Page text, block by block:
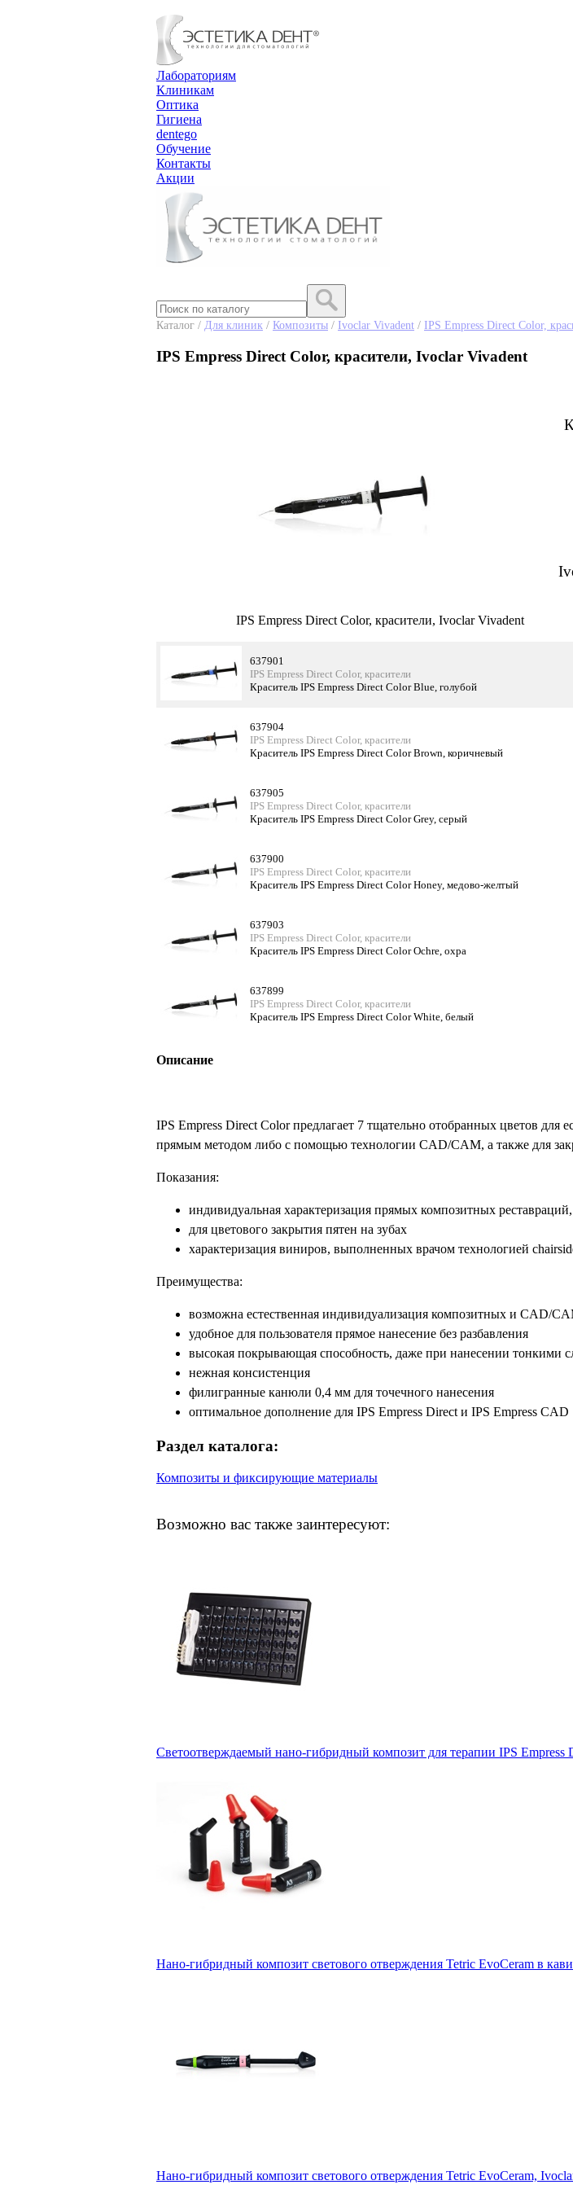
Лабораториям
Клиникам
Оптика
Гигиена
dentego
Обучение
Контакты
Акции
Каталог / Для клиник / Композиты / Ivoclar Vivadent / IPS Empress Direct Color,
IPS Empress Direct Color, красители, Ivoclar Vivadent
IPS Empress Direct Color, красители, Ivoclar Vivadent
637901
IPS Empress Direct Color, красители
Краситель IPS Empress Direct Color Blue, голубой
637904
IPS Empress Direct Color, красители
Краситель IPS Empress Direct Color Brown, коричневый
637905
IPS Empress Direct Color, красители
Краситель IPS Empress Direct Color Grey, серый
637900
IPS Empress Direct Color, красители
Краситель IPS Empress Direct Color Honey, медово-желтый
637903
IPS Empress Direct Color, красители
Краситель IPS Empress Direct Color Ochre, охра
637899
IPS Empress Direct Color, красители
Краситель IPS Empress Direct Color White, белый
Описание
IPS Empress Direct Color предлагает 7 тщательно отобранных цветов
прямым методом либо с помощью технологии CAD/CAM, а также для
Показания:
индивидуальная характеризация прямых композитных
для цветового закрытия пятен на зубах
характеризация виниров, выполненных врачом технологией
Преимущества:
возможна естественная индивидуализация композитных и CAD/
удобное для пользователя прямое нанесение без разбавления
высокая покрывающая способность, даже при нанесении тонкими
нежная консистенция
филигранные канюли 0,4 мм для точечного нанесения
оптимальное дополнение для IPS Empress Direct и IPS Empress CAD
Раздел каталога:
Композиты и фиксирующие материалы
Возможно вас также заинтересуют:
Светоотверждаемый нано-гибридный композит для терапии IPS Empress
Нано-гибридный композит светового отверждения Tetric EvoCeram в
Нано-гибридный композит светового отверждения Tetric EvoCeram,